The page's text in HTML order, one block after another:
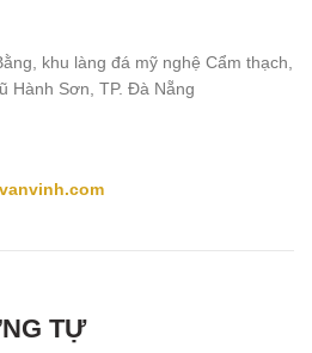
khu làng đá mỹ nghệ Cẩm thạch,
Hành Sơn, TP. Đà Nẵng
TỰ